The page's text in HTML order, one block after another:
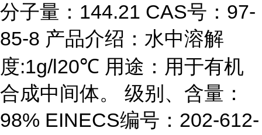
分子量：144.21 CAS号：97-
85-8 产品介绍：水中溶解
度:1g/l20℃ 用途：用于有机
合成中间体。 级别、含量：
98% EINECS编号：202-612-